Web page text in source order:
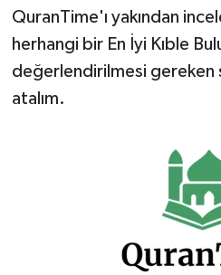
QuranTime'ı yakından
herhangi bir En İyi Kıble
değerlendirilmesi
atalım.